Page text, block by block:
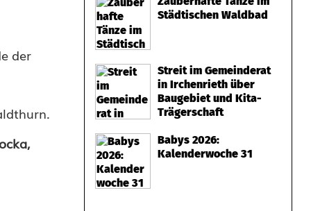
der
Städtischen Waldbad
Streit im Gemeinderat
in Irchenrieth über
Baugebiet und Kita-
Trägerschaft
Babys 2026:
Kalenderwoche 31